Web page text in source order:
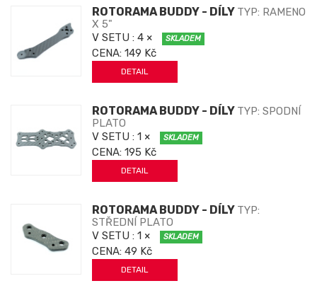
ROTORAMA BUDDY - DÍLY TYP: RAMENO
X 5"
V SETU : 4 × SKLADEM
CENA: 149 Kč
DETAIL
ROTORAMA BUDDY - DÍLY TYP: SPODNÍ
PLATO
V SETU : 1 × SKLADEM
CENA: 195 Kč
DETAIL
ROTORAMA BUDDY - DÍLY TYP:
STŘEDNÍ PLATO
V SETU : 1 × SKLADEM
CENA: 49 Kč
DETAIL